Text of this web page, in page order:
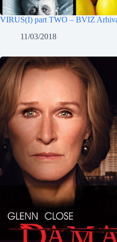
VIRUS(I) part TWO – BVIZ
11/03/2018